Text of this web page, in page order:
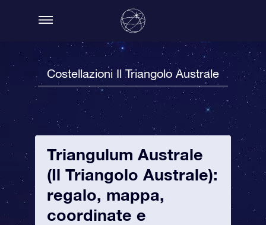
Costellazioni Il Triangolo Australe
Triangulum Australe
(Il Triangolo Australe):
regalo, mappa,
coordinate e